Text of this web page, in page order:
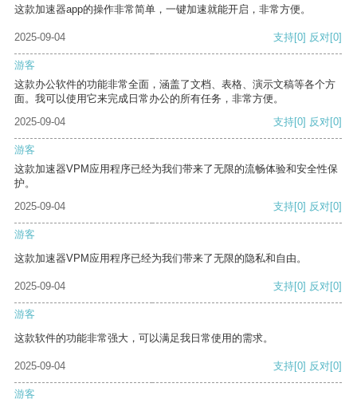
这款加速器app的操作非常简单，一键加速就能开启，非常方便。
2025-09-04 支持[0] 反对[0]
游客
这款办公软件的功能非常全面，涵盖了文档、表格、演示文稿等各个方
面。我可以使用它来完成日常办公的所有任务，非常方便。
2025-09-04
支持[0] 反对[0]
游客
这款加速器VPM应用程序已经为我们带来了无限的流畅体验和安全性保
护。
2025-09-04
支持[0] 反对[0]
游客
这款加速器VPM应用程序已经为我们带来了无限的隐私和自由。
2025-09-04 支持[0] 反对[0]
游客
这款软件的功能非常强大，可以满足我日常使用的需求。
2025-09-04 支持[0] 反对[0]
游客